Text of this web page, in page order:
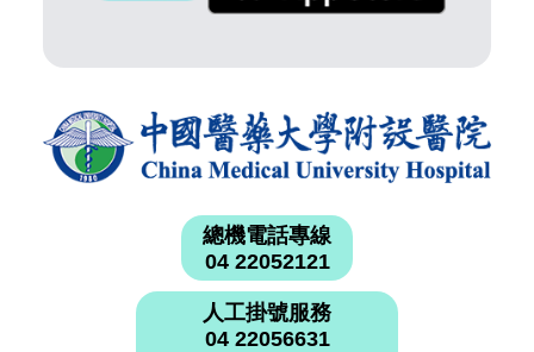
總機電話專線
04 22052121
人工掛號服務
04 22056631